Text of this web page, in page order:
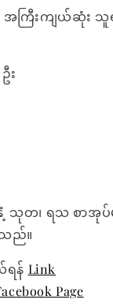
ကြီးကျယ်ဆုံး သူရဲ
း
သုတ၊ ရသ စာအုပ်မ
သည်။
န် Link
Page